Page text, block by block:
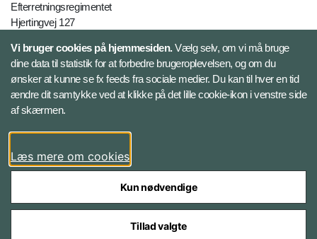
Efterretningsregimentet
Hjertingvej 127
Telefon: +45 7282 9000
Pressevagt: +45 70 200 440
E-mail:efr-myn@mil.dk
Databeskyttelse
Vi bruger cookies på hjemmesiden.Vælg selv, om vi må bruge
dine data til statistik for at forbedre brugeroplevelsen, og om du
ønsker at kunne se fx feeds fra sociale medier. Du kan til hver en tid
ændre dit samtykke ved at klikke på det lille cookie-ikon i venstre side
af skærmen.
Læs mere om cookies
Kun nødvendige
Tillad valgte